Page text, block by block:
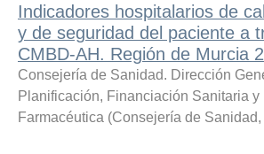
Indicadores hospitalarios de
y de seguridad del paciente a
CMBD-AH. Región de Murcia
Consejería de Sanidad. Dirección
Planificación, Financiación Sanitaria y
Farmacéutica (Consejería de Sanidad,